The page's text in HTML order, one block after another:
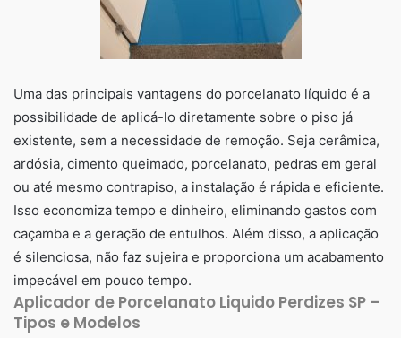
Uma das principais vantagens do porcelanato líquido é a
possibilidade de aplicá-lo diretamente sobre o piso já
existente, sem a necessidade de remoção. Seja cerâmica,
ardósia, cimento queimado, porcelanato, pedras em geral
ou até mesmo contrapiso, a instalação é rápida e eficiente.
Isso economiza tempo e dinheiro, eliminando gastos com
caçamba e a geração de entulhos. Além disso, a aplicação
é silenciosa, não faz sujeira e proporciona um acabamento
impecável em pouco tempo.
Aplicador de Porcelanato Liquido Perdizes SP –
Tipos e Modelos